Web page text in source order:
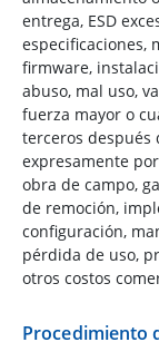
entrega, ESD
especificaciones,
firmware,
abuso, mal uso,
fuerza mayor o
terceros después
expresamente
obra de campo,
de remoción,
configuración,
pérdida de uso,
otros costos
Procedimiento